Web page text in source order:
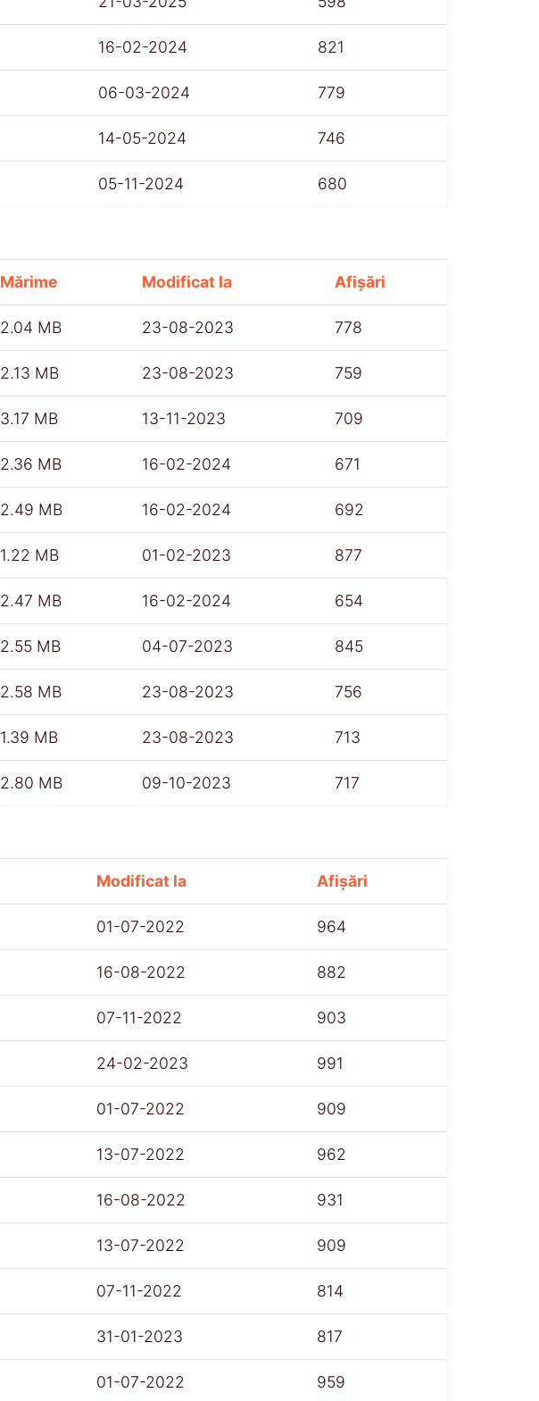
16-02-2024 821
06-03-2024 779
14-05-2024 746
05-11-2024 680
Mărime Modificat la Afișări
2.04 MB 23-08-2023 778
2.13 MB 23-08-2023 759
3.17 MB 13-11-2023 709
2.36 MB 16-02-2024 671
2.49 MB 16-02-2024 692
1.22 MB 01-02-2023 877
2.47 MB 16-02-2024 654
2.55 MB 04-07-2023 845
2.58 MB 23-08-2023 756
1.39 MB 23-08-2023 713
2.80 MB 09-10-2023 717
Modificat la Afișări
01-07-2022 964
16-08-2022 882
07-11-2022 903
24-02-2023 991
01-07-2022 909
13-07-2022 962
16-08-2022 931
13-07-2022 909
07-11-2022 814
31-01-2023 817
01-07-2022 959